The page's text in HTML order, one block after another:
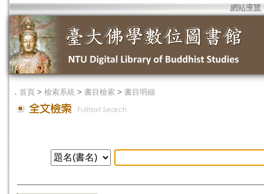
網站導覽
． 首頁 > 檢索系統 > 書目檢索 > 書目明細